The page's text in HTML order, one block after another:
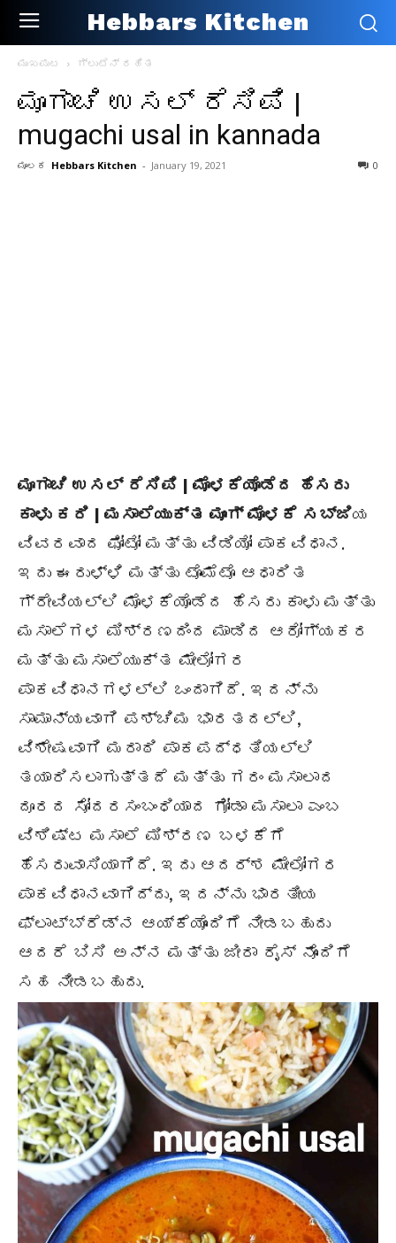
Hebbars Kitchen
ಮುಖಪುಟ ಗ್ಲುಟೆನ್ ರಹಿತ
ಮೂಗಾಚಿ ಉಸಲ್ ರೆಸಿಪಿ |
mugachi usal in kannada
ಮೂಲಕ Hebbars Kitchen - January 19, 2021 0
ಮೂಗಾಚಿ ಉಸಲ್ ರೆಸಿಪಿ | ಮೊಳಕೆಯೊಡೆದ ಹೆಸರು
ಕಾಳು ಕರಿ | ಮಸಾಲೆಯುಕ್ತ ಮೂಂಗ್ ಮೊಳಕೆ ಸಬ್ಜಿಯ
ವಿವರವಾದ ಫೋಟೋ ಮತ್ತು ವಿಡಿಯೋ ಪಾಕವಿಧಾನ.
ಇದು ಈರುಳ್ಳಿ ಮತ್ತು ಟೊಮೆಟೊ ಆಧಾರಿತ
ಗ್ರೇವಿಯಲ್ಲಿ ಮೊಳಕೆಯೊಡೆದ ಹೆಸರು ಕಾಳು ಮತ್ತು
ಮಸಾಲೆಗಳ ಮಿಶ್ರಣದಿಂದ ಮಾಡಿದ ಆರೋಗ್ಯಕರ
ಮತ್ತು ಮಸಾಲೆಯುಕ್ತ ಮೇಲೋಗರ
ಪಾಕವಿಧಾನಗಳಲ್ಲಿ ಒಂದಾಗಿದೆ. ಇದನ್ನು
ಸಾಮಾನ್ಯವಾಗಿ ಪಶ್ಚಿಮ ಭಾರತದಲ್ಲಿ,
ವಿಶೇಷವಾಗಿ ಮರಾಠಿ ಪಾಕಪದ್ಧತಿಯಲ್ಲಿ
ತಯಾರಿಸಲಾಗುತ್ತದೆ ಮತ್ತು ಗರಂ ಮಸಾಲಾದ
ದೂರದ ಸೋದರಸಂಬಂಧಿಯಾದ ಗೋಡಾ ಮಸಾಲಾ ಎಂಬ
ವಿಶಿಷ್ಟ ಮಸಾಲೆ ಮಿಶ್ರಣ ಬಳಕೆಗೆ
ಹೆಸರುವಾಸಿಯಾಗಿದೆ. ಇದು ಆದರ್ಶ ಮೇಲೋಗರ
ಪಾಕವಿಧಾನವಾಗಿದ್ದು, ಇದನ್ನು ಭಾರತೀಯ
ಫ್ಲಾಟ್‌ಬ್ರೆಡ್‌ನ ಆಯ್ಕೆಯೊಂದಿಗೆ ನೀಡಬಹುದು
ಆದರೆ ಬಿಸಿ ಅನ್ನ ಮತ್ತು ಜೀರಾ ರೈಸ್ ನೊಂದಿಗೆ
ಸಹ ನೀಡಬಹುದು.